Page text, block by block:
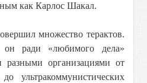
как Карлос Шакал.
множество терактов.
он ради «любимого дела»
разными организациями от
ультракоммунистических